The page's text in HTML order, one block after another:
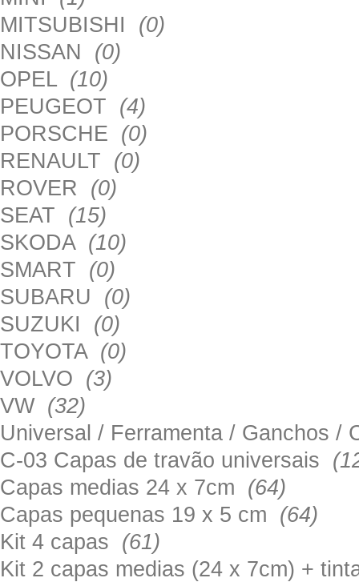
MITSUBISHI (0)
NISSAN (0)
OPEL (10)
PEUGEOT (4)
PORSCHE (0)
RENAULT (0)
ROVER (0)
SEAT (15)
SKODA (10)
SMART (0)
SUBARU (0)
SUZUKI (0)
TOYOTA (0)
VOLVO (3)
VW (32)
Universal / Ferramenta / Ganchos
C-03 Capas de travão universais
Capas medias 24 x 7cm (64)
Capas pequenas 19 x 5 cm (64)
Kit 4 capas (61)
Kit 2 capas medias (24 x 7cm) +